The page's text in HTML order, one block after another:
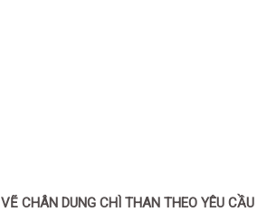
VẼ CHÂN DUNG CHÌ THAN THEO YÊU CẦU